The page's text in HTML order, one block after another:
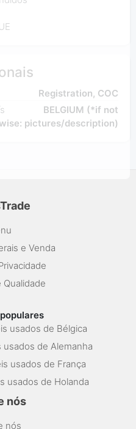
Registration, COC
BELGIUM (*if not
pictures/description)
e Venda
Qualidade
usados de Bélgica
de Alemanha
usados de França
usados de Holanda
nós
nós